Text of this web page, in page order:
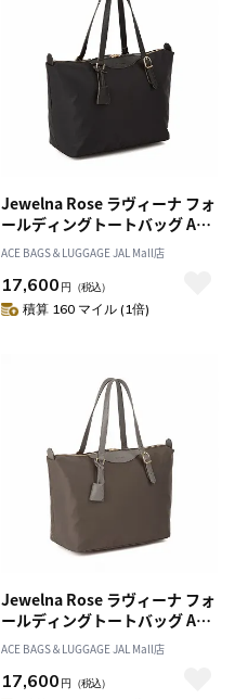
Jewelna Rose ラヴィーナ フォ
ールディングトートバッグ A4
サイズ 16291
ACE BAGS＆LUGGAGE JAL Mall店
17,600 円 （税込）
積算 160 マイル (1倍)
Jewelna Rose ラヴィーナ フォ
ールディングトートバッグ A4
サイズ 16291
ACE BAGS＆LUGGAGE JAL Mall店
17,600 円 （税込）